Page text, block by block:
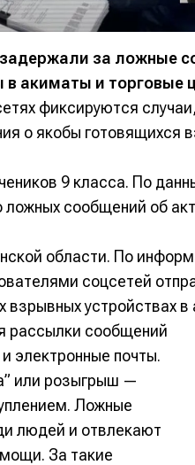
за ложные
акиматы и торговые
фиксируются
о якобы готовящихся
9 класса. По
ложных сообщений об
области. По
соцсетей
устройствах в
рассылки сообщений
электронные почты.
или розыгрыш —
Ложные
людей и отвлекают
За такие